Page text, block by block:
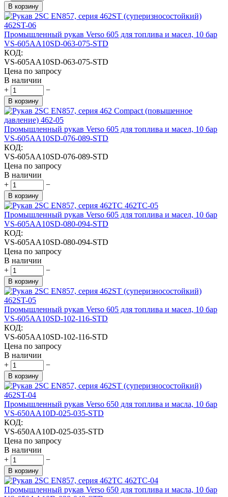
В корзину
Промышленный рукав Verso 605 для топлива и масел, 10 бар
VS-605AA10SD-063-075-STD
КОД:
VS-605AA10SD-063-075-STD
Цена по запросу
В наличии
+
−
В корзину
Промышленный рукав Verso 605 для топлива и масел, 10 бар
VS-605AA10SD-076-089-STD
КОД:
VS-605AA10SD-076-089-STD
Цена по запросу
В наличии
+
−
В корзину
Промышленный рукав Verso 605 для топлива и масел, 10 бар
VS-605AA10SD-080-094-STD
КОД:
VS-605AA10SD-080-094-STD
Цена по запросу
В наличии
+
−
В корзину
Промышленный рукав Verso 605 для топлива и масел, 10 бар
VS-605AA10SD-102-116-STD
КОД:
VS-605AA10SD-102-116-STD
Цена по запросу
В наличии
+
−
В корзину
Промышленный рукав Verso 650 для топлива и масла, 10 бар
VS-650AA10D-025-035-STD
КОД:
VS-650AA10D-025-035-STD
Цена по запросу
В наличии
+
−
В корзину
Промышленный рукав Verso 650 для топлива и масла, 10 бар